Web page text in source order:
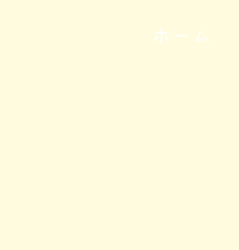
ホーム